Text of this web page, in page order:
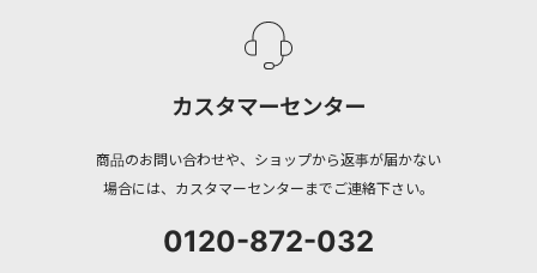
カスタマーセンター
商品のお問い合わせや、ショップから返事が届かない
場合には、カスタマーセンターまでご連絡下さい。
0120-872-032